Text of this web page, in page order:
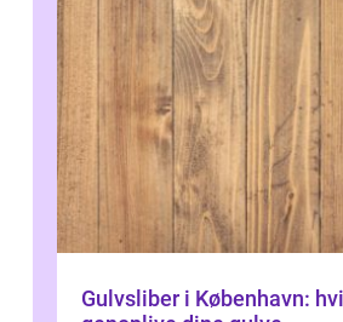
Gulvsliber i København: